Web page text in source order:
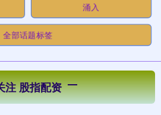
涌入
全部话题标签
注 股指配资